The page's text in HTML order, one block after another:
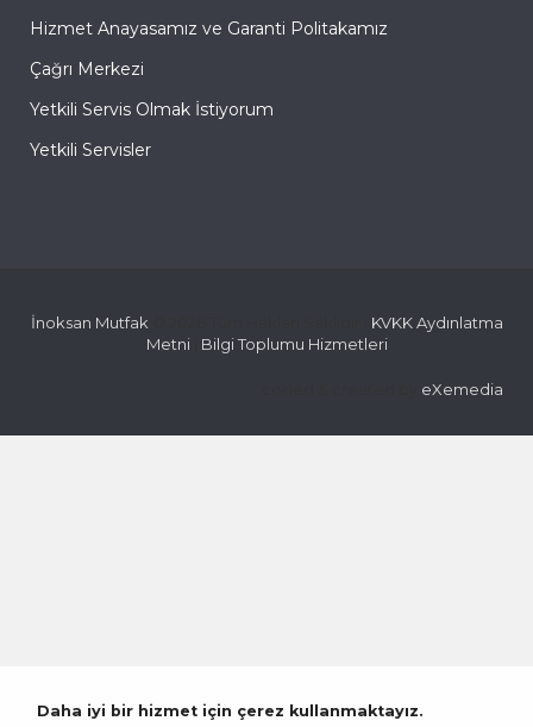
Hizmet Anayasamız ve Garanti Politakamız
Çağrı Merkezi
Yetkili Servis Olmak İstiyorum
Yetkili Servisler
İnoksan Mutfak
KVKK Aydınlatma
Metni| Bilgi Toplumu Hizmetleri
eXemedia
Daha iyi bir hizmet için çerez kullanmaktayız.